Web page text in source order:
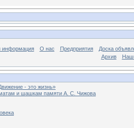
информация О нас Предприятия
Доска
Архив
- это жизнь»
и шашкам памяти А. С. Чижова